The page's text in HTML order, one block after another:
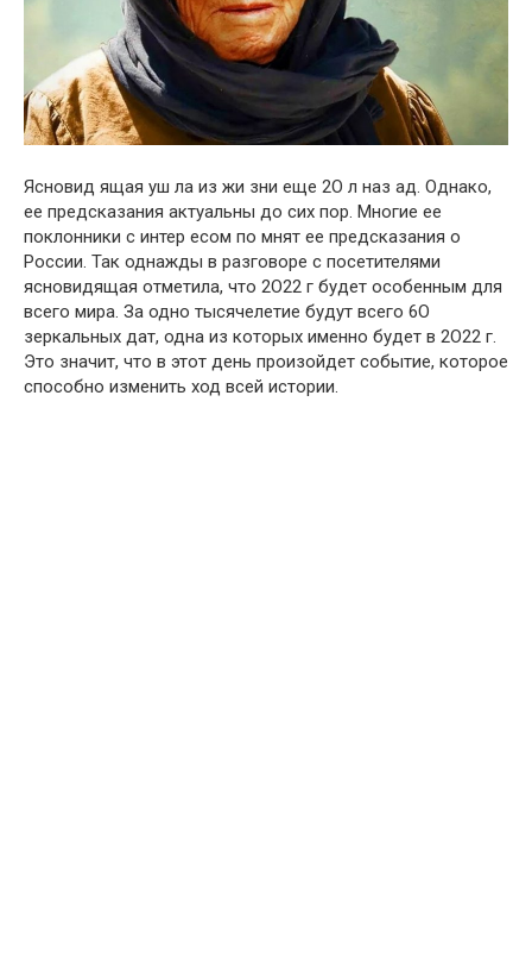
Ясновид ящая уш ла из жи зни еще 2О л наз ад. Однако,
ее предсказания актуальны до сих пор. Многие ее
поклонники с интер есом по мнят ее предсказания о
России. Так однажды в разговоре с посетителями
ясновидящая отметила, что 2О22 г будет особенным для
всего мира. За одно тысячелетие будут всего 6О
зеркальных дат, одна из которых именно будет в 2О22 г.
Это значит, что в этот день произойдет событие, которое
способно изменить ход всей истории.